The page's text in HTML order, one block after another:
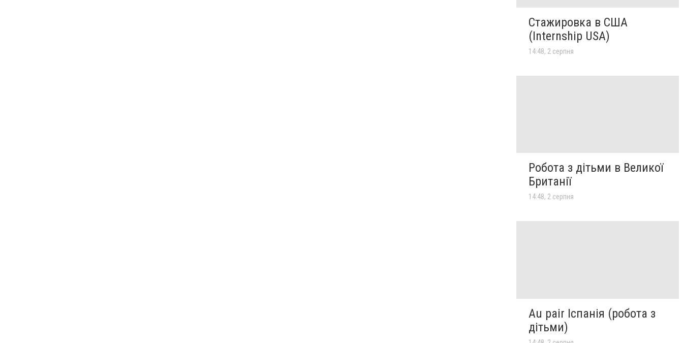
Стажировка в США
(Internship USA)
14:48, 2 серпня
Робота з дітьми в Великої
Британії
14:48, 2 серпня
Au pair Іспанія (робота з
дітьми)